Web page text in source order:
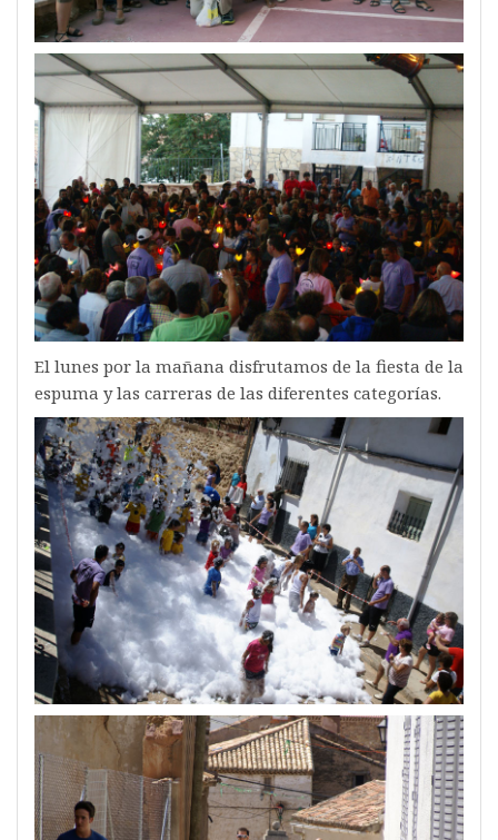
El lunes por la mañana disfrutamos de la fiesta de la
espuma y las carreras de las diferentes categorías.